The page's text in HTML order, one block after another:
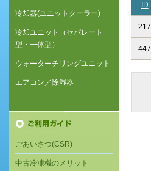
ID
217
447
冷却器(ユニットクーラー)
冷却ユニット（セパレート
型・一体型）
ウォーターチリングユニット
エアコン／除湿器
ごあいさつ(CSR)
中古冷凍機のメリット